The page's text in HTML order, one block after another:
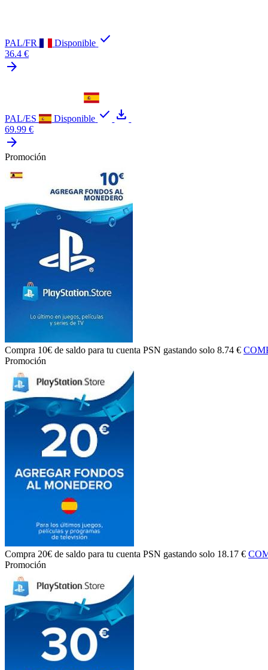
PAL/FR Disponible check
36.4 €
arrow_forward
PAL/ES Disponible check download
69.99 €
arrow_forward
Promoción
Compra 10€ de saldo para tu cuenta PSN gastando solo 8.74 €
Promoción
Compra 20€ de saldo para tu cuenta PSN gastando solo 18.17 €
Promoción